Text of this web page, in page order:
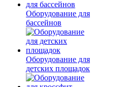
Оборудование для
бассейнов
Оборудование для
детских площадок